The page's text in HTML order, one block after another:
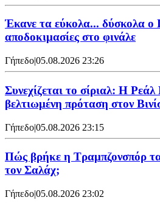
Έκανε τα εύκολα... δύσκολα ο
αποδοκιμασίες στο φινάλε
Γήπεδο|05.08.2026 23:26
Συνεχίζεται το σίριαλ: Η
βελτιωμένη πρόταση στον
Γήπεδο|05.08.2026 23:15
Πώς βρήκε η Τραμπζονσπόρ
τον Σαλάχ;
Γήπεδο|05.08.2026 23:02